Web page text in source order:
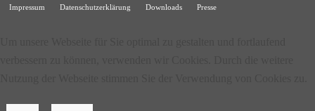
Impressum Datenschutzerklärung Downloads Presse